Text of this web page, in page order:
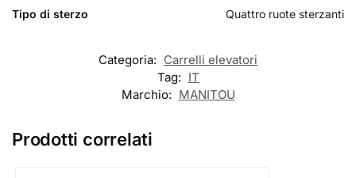
Tipo di sterzo Quattro ruote sterzanti
Categoria: Carrelli elevatori
Tag: IT
Marchio: MANITOU
Prodotti correlati